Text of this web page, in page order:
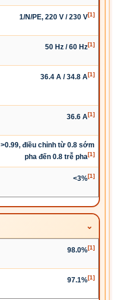
1/N/PE, 220 V / 230 V[1]
50 Hz / 60 Hz[1]
36.4 A / 34.8 A[1]
36.6 A[1]
>0.99, điều chỉnh từ 0.8 sớm
pha đến 0.8 trễ pha[1]
<3%[1]
98.0%[1]
97.1%[1]